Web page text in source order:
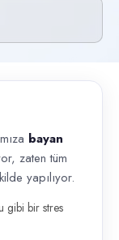
kasiyer
bayan
zaten tüm
yapılıyor.
gibi bir stres